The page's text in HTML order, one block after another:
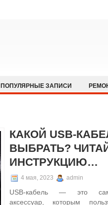
ПОПУЛЯРНЫЕ ЗАПИСИ
КАКОЙ USB-
ВЫБРАТЬ?
ИНСТРУКЦИЮ…
4 мая, 2023 admin
USB-кабель — это
аксессуар, которым